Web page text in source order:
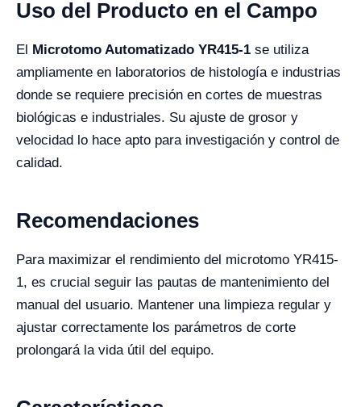
Uso del Producto en el Campo
El Microtomo Automatizado YR415-1 se utiliza
ampliamente en laboratorios de histología e industrias
donde se requiere precisión en cortes de muestras
biológicas e industriales. Su ajuste de grosor y
velocidad lo hace apto para investigación y control de
calidad.
Recomendaciones
Para maximizar el rendimiento del microtomo YR415-
1, es crucial seguir las pautas de mantenimiento del
manual del usuario. Mantener una limpieza regular y
ajustar correctamente los parámetros de corte
prolongará la vida útil del equipo.